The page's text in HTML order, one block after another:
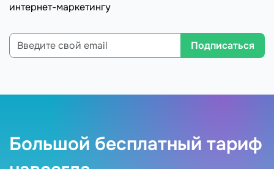
интернет-маркетингу
Подписаться
Большой бесплатный тариф